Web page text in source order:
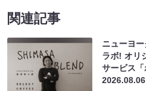
関連記事
ニューヨ
ラボ! オリ
サービス
2026.08.06